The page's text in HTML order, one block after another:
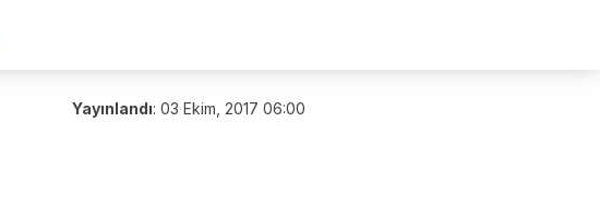
Yayınlandı: 03 Ekim, 2017 06:00